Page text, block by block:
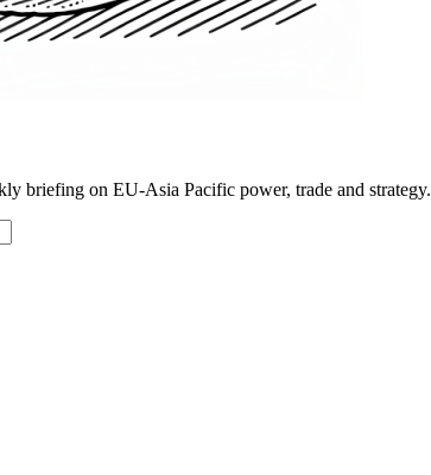
briefing on EU-Asia Pacific power, trade and strategy.